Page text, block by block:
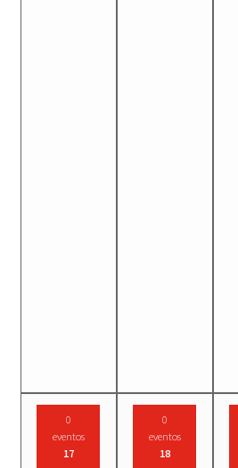
0
eventos
17
0
eventos
18